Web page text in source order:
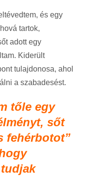
és egy
tartok,
adott egy
Kiderült
tulajdonosa, ahol
a szabadesést.
tőle egy
sőt
fehérbotot”